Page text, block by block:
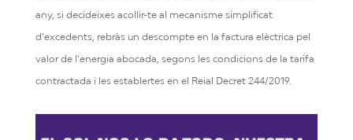
any, si decideixes acollir-te al mecanisme simplificat
d’excedents, rebràs un descompte en la factura elèctrica pel
valor de l’energia abocada, segons les condicions de la tarifa
contractada i les establertes en el Reial Decret 244/2019.